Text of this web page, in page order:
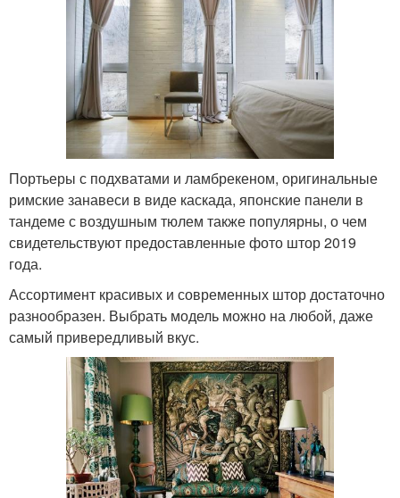
Портьеры с подхватами и ламбрекеном, оригинальные
римские занавеси в виде каскада, японские панели в
тандеме с воздушным тюлем также популярны, о чем
свидетельствуют предоставленные фото штор 2019
года.
Ассортимент красивых и современных штор достаточно
разнообразен. Выбрать модель можно на любой, даже
самый привередливый вкус.